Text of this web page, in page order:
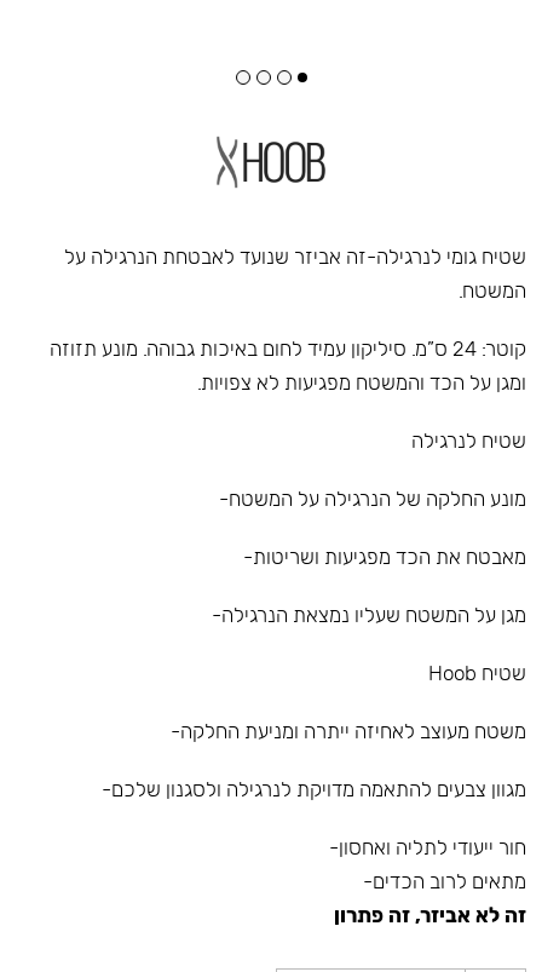
שטיח גומי לנרגילה-זה אביזר שנועד לאבטחת הנרגילה על
המשטח.
קוטר: 24 ס”מ. סיליקון עמיד לחום באיכות גבוהה. מונע תזוזה
ומגן על הכד והמשטח מפגיעות לא צפויות.
שטיח לנרגילה
מונע החלקה של הנרגילה על המשטח-
מאבטח את הכד מפגיעות ושריטות-
מגן על המשטח שעליו נמצאת הנרגילה-
שטיח Hoob
משטח מעוצב לאחיזה ייתרה ומניעת החלקה-
מגוון צבעים להתאמה מדויקת לנרגילה ולסגנון שלכם-
חור ייעודי לתליה ואחסון-
מתאים לרוב הכדים-
זה לא אביזר, זה פתרון